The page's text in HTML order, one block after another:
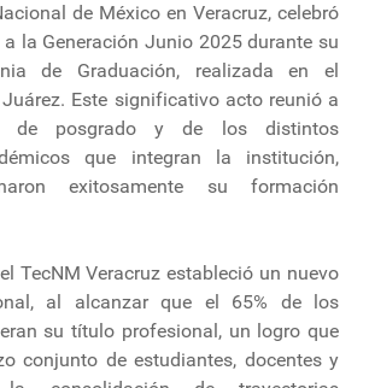
de México en Veracruz, celebró
la Generación Junio 2025 durante su
de Graduación, realizada en el
Este significativo acto reunió a
de posgrado y de los distintos
que integran la institución,
exitosamente su formación
TecNM Veracruz estableció un nuevo
al alcanzar que el 65% de los
su título profesional, un logro que
conjunto de estudiantes, docentes y